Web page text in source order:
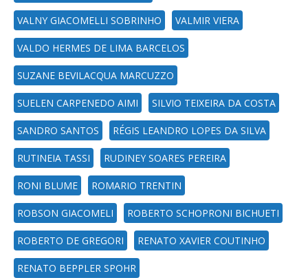
VALNY GIACOMELLI SOBRINHO VALMIR VIERA
VALDO HERMES DE LIMA BARCELOS
SUZANE BEVILACQUA MARCUZZO
SUELEN CARPENEDO AIMI SILVIO TEIXEIRA DA COSTA
SANDRO SANTOS RÉGIS LEANDRO LOPES DA SILVA
RUTINEIA TASSI RUDINEY SOARES PEREIRA
RONI BLUME ROMARIO TRENTIN
ROBSON GIACOMELI ROBERTO SCHOPRONI BICHUETI
ROBERTO DE GREGORI RENATO XAVIER COUTINHO
RENATO BEPPLER SPOHR